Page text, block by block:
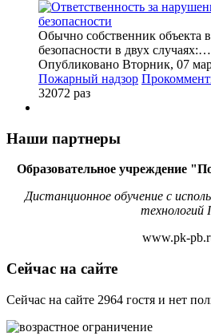
Обычно собственник объекта
безопасности в двух случаях:…
Опубликовано Вторник, 07
Пожарный надзор
32072 раз
Наши партнеры
Образовательное учреждение
Дистанционное обучение с
технологий
www.pk-
Сейчас на сайте
Сейчас на сайте 2964 гостя и нет